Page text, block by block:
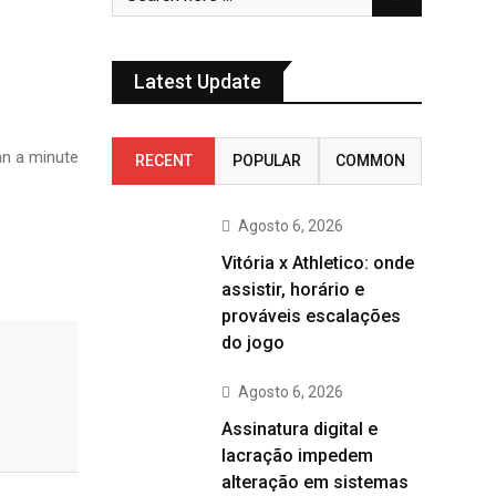
a minute
Latest Update
RECENT POPULAR COMMON
Agosto 6, 2026
Vitória x Athletico: onde
assistir, horário e
prováveis escalações
do jogo
Agosto 6, 2026
Assinatura digital e
lacração impedem
alteração em sistemas